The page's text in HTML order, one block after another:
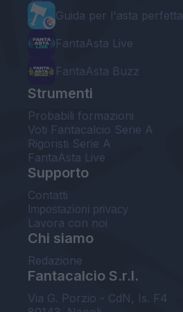
Guida per l'asta perfetta
FantaAsta Live
FantaAsta Buzz
Strumenti
Probabili formazioni
Voti Fantacalcio Serie A
Rigoristi Serie A
FantaAsta Live
Supporto
Contatti
Impostazioni privacy
Lavora con noi
Chi siamo
Redazione
Fantacalcio S.r.l.
Via G. Porzio - CdN, Is. F4